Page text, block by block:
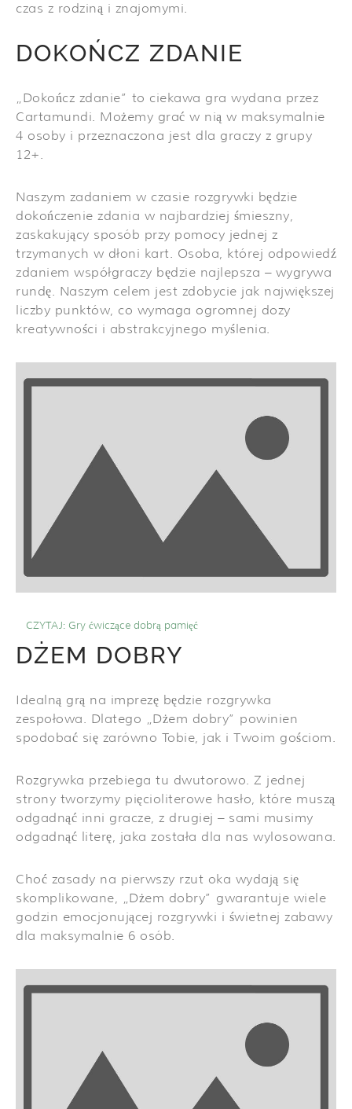
czas z rodziną i znajomymi.
DOKOŃCZ ZDANIE
„Dokończ zdanie” to ciekawa gra wydana przez
Cartamundi. Możemy grać w nią w maksymalnie
4 osoby i przeznaczona jest dla graczy z grupy
12+.
Naszym zadaniem w czasie rozgrywki będzie
dokończenie zdania w najbardziej śmieszny,
zaskakujący sposób przy pomocy jednej z
trzymanych w dłoni kart. Osoba, której odpowiedź
zdaniem współgraczy będzie najlepsza – wygrywa
rundę. Naszym celem jest zdobycie jak największej
liczby punktów, co wymaga ogromnej dozy
kreatywności i abstrakcyjnego myślenia.
CZYTAJ: Gry ćwiczące dobrą pamięć
DŻEM DOBRY
Idealną grą na imprezę będzie rozgrywka
zespołowa. Dlatego „Dżem dobry” powinien
spodobać się zarówno Tobie, jak i Twoim gościom.
Rozgrywka przebiega tu dwutorowo. Z jednej
strony tworzymy pięcioliterowe hasło, które muszą
odgadnąć inni gracze, z drugiej – sami musimy
odgadnąć literę, jaka została dla nas wylosowana.
Choć zasady na pierwszy rzut oka wydają się
skomplikowane, „Dżem dobry” gwarantuje wiele
godzin emocjonującej rozgrywki i świetnej zabawy
dla maksymalnie 6 osób.